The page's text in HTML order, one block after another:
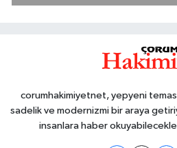
corumhakimiyetnet, yepyeni
sadelik ve modernizmi bir araya
insanlara haber